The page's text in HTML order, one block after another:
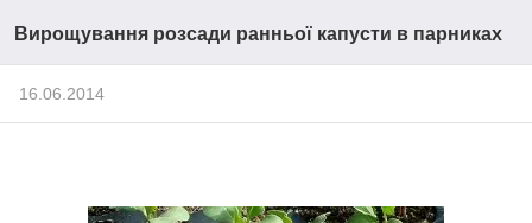
Вирощування розсади ранньої капусти в парниках
16.06.2014